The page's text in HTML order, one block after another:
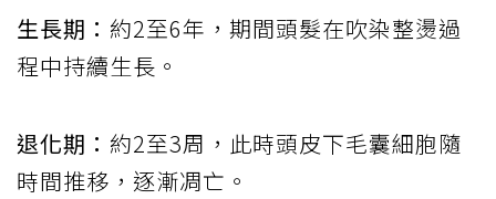
生長期： 約2至6年，期間頭髮在吹染整燙過
程中持續生長。
退化期： 約2至3周，此時頭皮下毛囊細胞隨
時間推移，逐漸凋亡。